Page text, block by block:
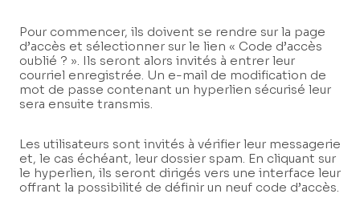
Pour commencer, ils doivent se rendre sur la page
d’accès et sélectionner sur le lien « Code d’accès
oublié ? ». Ils seront alors invités à entrer leur
courriel enregistrée. Un e-mail de modification de
mot de passe contenant un hyperlien sécurisé leur
sera ensuite transmis.
Les utilisateurs sont invités à vérifier leur messagerie
et, le cas échéant, leur dossier spam. En cliquant sur
le hyperlien, ils seront dirigés vers une interface leur
offrant la possibilité de définir un neuf code d’accès.